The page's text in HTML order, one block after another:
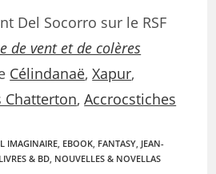
Del Socorro sur le RSF
de vent et de colères
Célindanaë,Xapur,
Chatterton,Accrocstiches
IMAGINAIRE, EBOOK, FANTASY, JEAN-
LIVRES & BD, NOUVELLES & NOVELLAS